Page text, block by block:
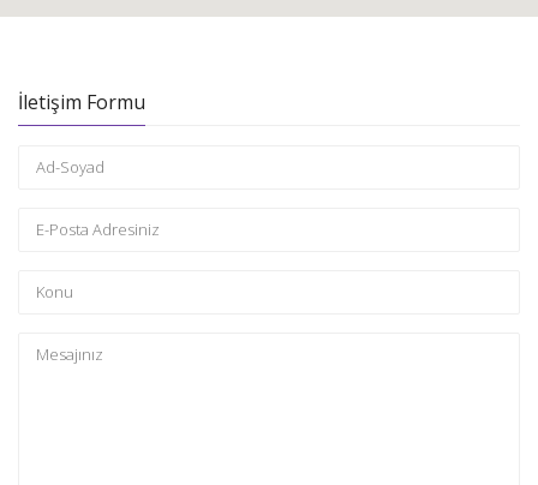
İletişim Formu